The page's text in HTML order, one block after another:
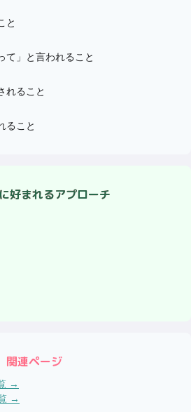
と
て」と言われること
れること
ること
好まれるアプローチ
関連ページ
→
→